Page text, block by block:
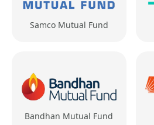
Samco Mutual Fund
Bandhan Mutual Fund